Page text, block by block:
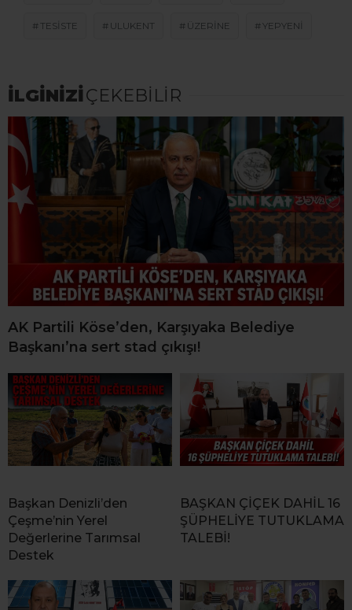
TESISTE ULUKENT ÜZERINE YEPYENI
İLGİNİZİÇEKEBİLİR
AK Partili Köse’den, Karşıyaka Belediye
Başkanı’na sert stad çıkışı!
Başkan Denizli’den
Çeşme’nin Yerel
Değerlerine Tarımsal
Destek
BAŞKAN ÇİÇEK DAHİL 16
ŞÜPHELİYE TUTUKLAMA
TALEBİ!